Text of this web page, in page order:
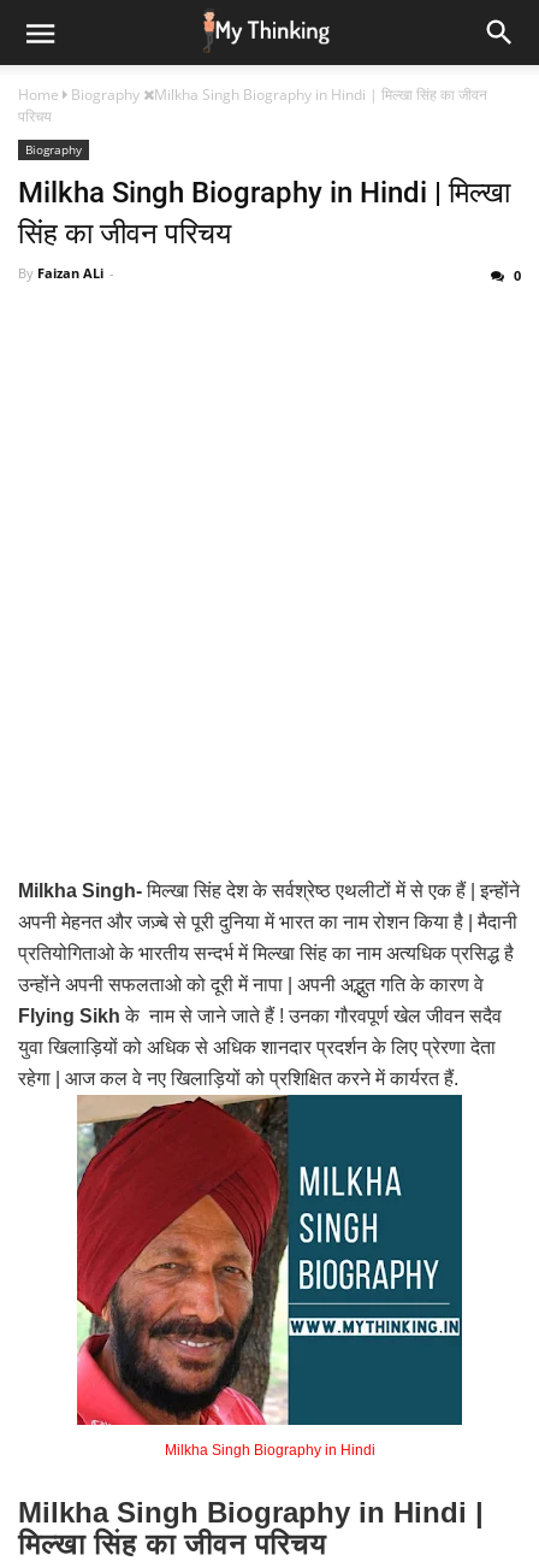
Home Biography
Milkha Singh Biography in Hindi | मिल्खा सिंह का जीवन
परिचय
Biography
Milkha Singh Biography in Hindi | मिल्खा
सिंह का जीवन परिचय
By Faizan ALi 0
Milkha Singh-मिल्खा सिंह देश के सर्वश्रेष्ठ एथलीटों में से एक हैं | इन्होंने
अपनी मेहनत और जज़्बे से पूरी दुनिया में भारत का नाम रोशन किया है | मैदानी
प्रतियोगिताओ के भारतीय सन्दर्भ में मिल्खा सिंह का नाम अत्यधिक प्रसिद्ध है
उन्होंने अपनी सफलताओ को दूरी में नापा | अपनी अद्भुत गति के कारण वे
Flying Sikh के नाम से जाने जाते हैं ! उनका गौरवपूर्ण खेल जीवन सदैव
युवा खिलाड़ियों को अधिक से अधिक शानदार प्रदर्शन के लिए प्रेरणा देता
रहेगा | आज कल वे नए खिलाड़ियों को प्रशिक्षित करने में कार्यरत हैं.
Milkha Singh Biography in Hindi
Milkha Singh Biography in Hindi |
मिल्खा सिंह का जीवन परिचय